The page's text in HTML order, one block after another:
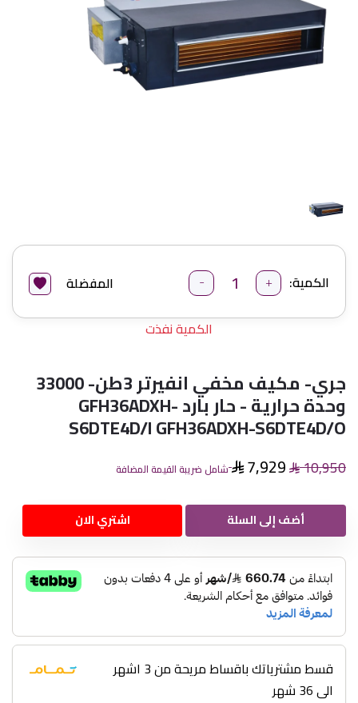
الكمية: - +
المفضلة
الكمية نفذت
جري- مكيف مخفي انفيرتر 3طن- 33000
وحدة حرارية - حار بارد GFH36ADXH-
S6DTE4D/I GFH36ADXH-S6DTE4D/O
7,929 10,950 شامل ضريبة القيمة المضافة
أضف إلى السلة اشتري الان
قسط مشترياتك باقساط مريحة من 3 اشهر
الى 36 شهر